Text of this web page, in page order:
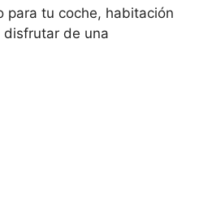
para tu coche, habitación
disfrutar de una